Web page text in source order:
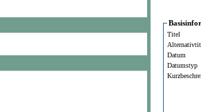
Titel
Datum
Datumstyp